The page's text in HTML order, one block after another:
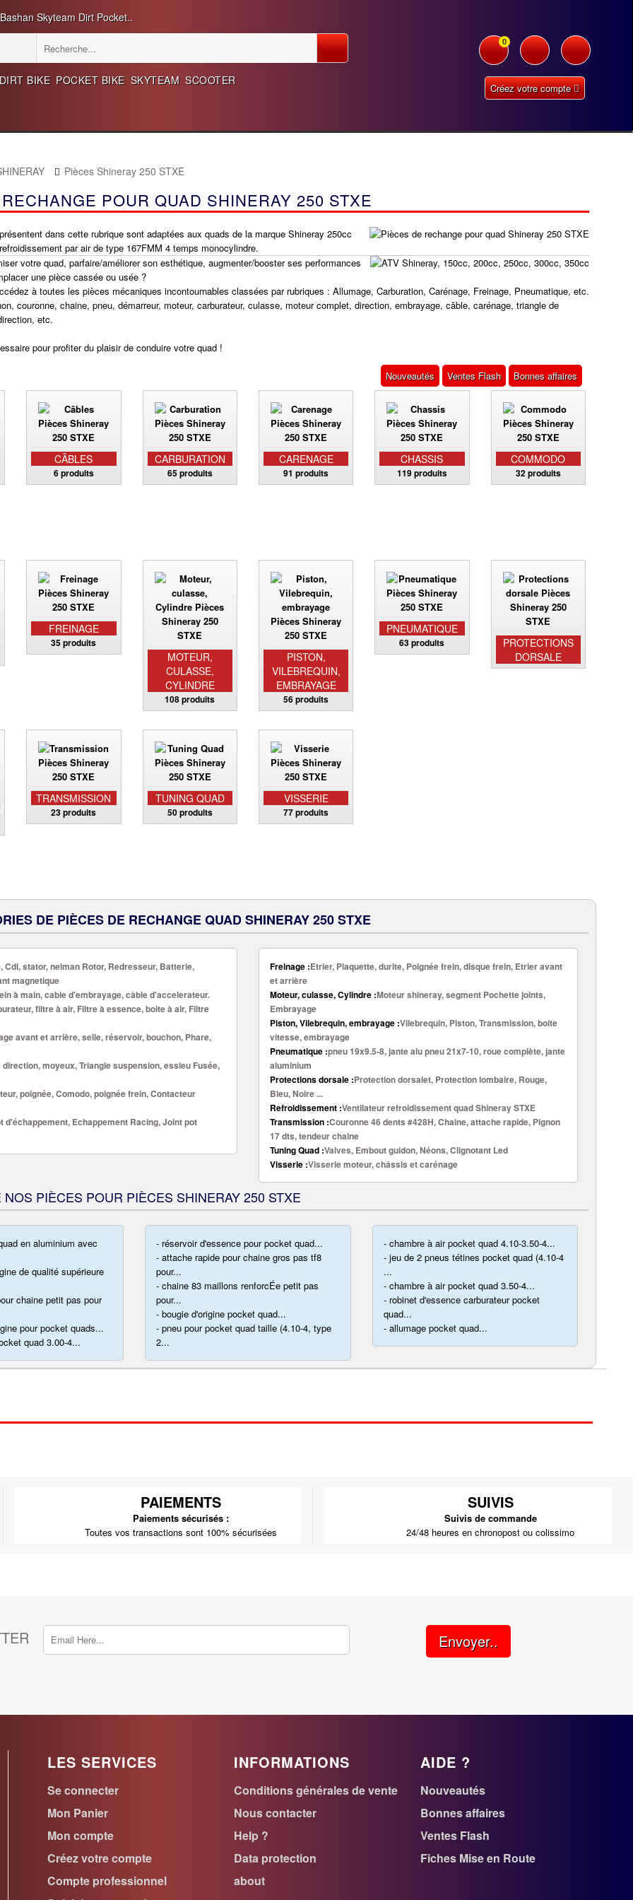
Skyteam Dirt Pocket..
0
Créez votre compte
DIRT BIKE POCKET BIKE SKYTEAM SCOOTER
Pièces Shineray 250 STXE
POUR QUAD SHINERAY 250 STXE
dans cette rubrique sont adaptées aux quads de la marque Shineray 250cc
par air de type 167FMM 4 temps monocylindre.
votre quad, parfaire/améliorer son esthétique, augmenter/booster ses performances
une pièce cassée ou usée ?
à toutes les pièces mécaniques incontournables classées par rubriques : Allumage, Carburation, Carénage, Freinage, Pneumatique, etc.
couronne, chaine, pneu, démarreur, moteur, carburateur, culasse, moteur complet, direction, embrayage, câble, carénage, triangle de
etc.
pour profiter du plaisir de conduire votre quad !
Nouveautés Ventes Flash Bonnes affaires
CÂBLES
6 produits
CARBURATION
65 produits
CARENAGE
91 produits
CHASSIS
119 produits
COMMODO
32 produits
FREINAGE
35 produits
MOTEUR,
CULASSE,
CYLINDRE
108 produits
PISTON,
VILEBREQUIN,
EMBRAYAGE
56 produits
PNEUMATIQUE
63 produits
PROTECTIONS
DORSALE
TRANSMISSION
23 produits
TUNING QUAD
50 produits
VISSERIE
77 produits
DE PIÈCES DE RECHANGE QUAD SHINERAY 250 STXE
Cdi, stator, neiman Rotor, Redresseur, Batterie,
magnetique
à main, cable d'embrayage, câble d'accelerateur.
filtre à air, Filtre à essence, boite à air, Filtre
avant et arrière, selle, réservoir, bouchon, Phare,
direction, moyeux, Triangle suspension, essieu Fusée,
poignée, Comodo, poignée frein, Contacteur
d'échappement, Echappement Racing, Joint pot
Freinage :Etrier, Plaquette, durite, Poignée frein, disque frein, Etrier avant
et arrière
Moteur, culasse, Cylindre :Moteur shineray, segment Pochette joints,
Embrayage
Piston, Vilebrequin, embrayage :Vilebrequin, Piston, Transmission, boite
vitesse, embrayage
Pneumatique :pneu 19x9.5-8, jante alu pneu 21x7-10, roue complète, jante
aluminium
Protections dorsale :Protection dorsalet, Protection lombaire, Rouge,
Bleu, Noire ...
Refroidissement :Ventilateur refroidissement quad Shineray STXE
Transmission :Couronne 46 dents #428H, Chaine, attache rapide, Pignon
17 dts, tendeur chaine
Tuning Quad :Valves, Embout guidon, Néons, Clignotant Led
Visserie :Visserie moteur, châssis et carénage
PIÈCES POUR PIÈCES SHINERAY 250 STXE
en aluminium avec
de qualité supérieure
chaine petit pas pour
pour pocket quads...
quad 3.00-4...
- réservoir d'essence pour pocket quad...
- attache rapide pour chaine gros pas tf8
pour...
- chaine 83 maillons renforcÉe petit pas
pour...
- bougie d'origine pocket quad...
- pneu pour pocket quad taille (4.10-4, type
2...
- chambre à air pocket quad 4.10-3.50-4...
- jeu de 2 pneus tétines pocket quad (4.10-4
...
- chambre à air pocket quad 3.50-4...
- robinet d'essence carburateur pocket
quad...
- allumage pocket quad...
PAIEMENTS
Paiements sécurisés :
Toutes vos transactions sont 100% sécurisées
SUIVIS
Suivis de commande
24/48 heures en chronopost ou colissimo
Envoyer..
LES SERVICES
Se connecter
Mon Panier
Mon compte
Créez votre compte
Compte professionnel
INFORMATIONS
Conditions générales de vente
Nous contacter
Help ?
Data protection
about
AIDE ?
Nouveautés
Bonnes affaires
Ventes Flash
Fiches Mise en Route